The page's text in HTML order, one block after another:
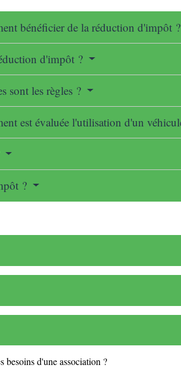
bénéficier de la réduction d'impôt ?
d'impôt ?
sont les règles ?
est évaluée l'utilisation d'un
?
besoins d'une association ?